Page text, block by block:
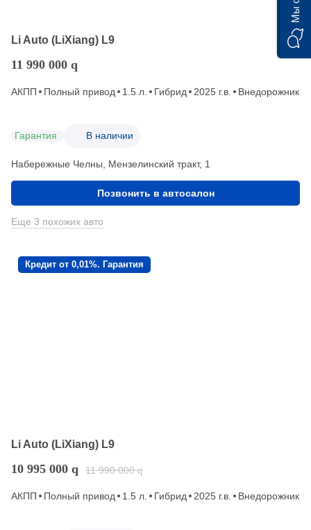
Li Auto (LiXiang) L9
11 990 000 q
АКПП Полный привод 1.5 л. Гибрид 2025 г.в. Внедорожник
Гарантия В наличии
Набережные Челны, Мензелинский тракт, 1
Позвонить в автосалон
Еще 3 похожих авто
Кредит от 0,01%. Гарантия
Li Auto (LiXiang) L9
10 995 000 q 11 990 000 q
АКПП Полный привод 1.5 л. Гибрид 2025 г.в. Внедорожник